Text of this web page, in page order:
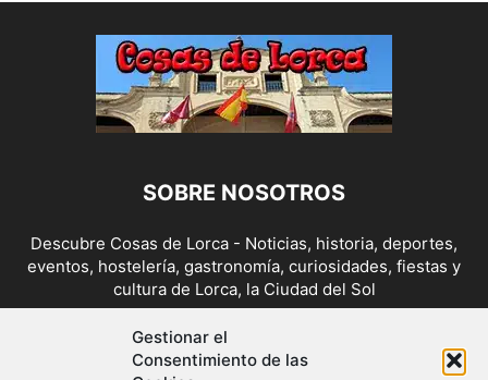
Gestionar el
Consentimiento de las
SOBRE NOSOTROS
Descubre Cosas de Lorca - Noticias, historia, deportes,
eventos, hostelería, gastronomía, curiosidades, fiestas y
cultura de Lorca, la Ciudad del Sol
Contáctanos: cosasdelorca@gmail.com